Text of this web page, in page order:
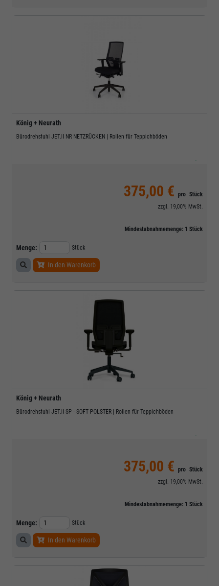
König + Neurath
Bürodrehstuhl JET.II NR NETZRÜCKEN | Rollen für Teppichböden
.
375,00 € pro Stück
zzgl. 19,00% MwSt.
Mindestabnahmemenge: 1 Stück
Menge: Stück
In den Warenkorb
König + Neurath
Bürodrehstuhl JET.II SP - SOFT POLSTER | Rollen für Teppichböden
.
375,00 € pro Stück
zzgl. 19,00% MwSt.
Mindestabnahmemenge: 1 Stück
Menge: Stück
In den Warenkorb